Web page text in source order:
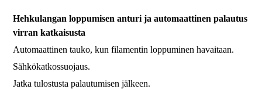
Hehkulangan loppumisen anturi ja automaattinen palautus
virran katkaisusta
Automaattinen tauko, kun filamentin loppuminen havaitaan.
Sähkökatkossuojaus.
Jatka tulostusta palautumisen jälkeen.